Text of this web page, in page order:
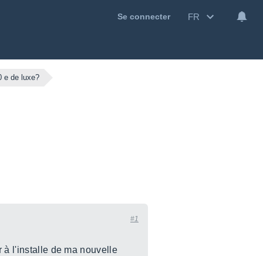
Se connecter FR
e de luxe?
#1
à l'installe de ma nouvelle